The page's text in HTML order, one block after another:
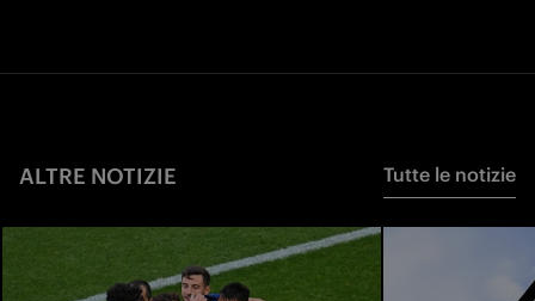
ALTRE NOTIZIE Tutte le notizie